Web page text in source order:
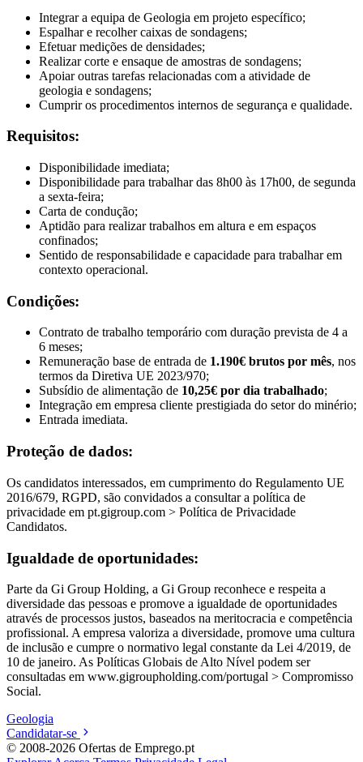
Integrar a equipa de Geologia em projeto específico;
Espalhar e recolher caixas de sondagens;
Efetuar medições de densidades;
Realizar corte e ensaque de amostras de sondagens;
Apoiar outras tarefas relacionadas com a atividade de
geologia e sondagens;
Cumprir os procedimentos internos de segurança e qualidade.
Requisitos:
Disponibilidade imediata;
Disponibilidade para trabalhar das 8h00 às 17h00, de segunda
a sexta-feira;
Carta de condução;
Aptidão para realizar trabalhos em altura e em espaços
confinados;
Sentido de responsabilidade e capacidade para trabalhar em
contexto operacional.
Condições:
Contrato de trabalho temporário com duração prevista de 4 a
6 meses;
Remuneração base de entrada de 1.190€ brutos por mês, nos
termos da Diretiva UE 2023/970;
Subsídio de alimentação de 10,25€ por dia trabalhado;
Integração em empresa cliente prestigiada do setor do minério;
Entrada imediata.
Proteção de dados:
Os candidatos interessados, em cumprimento do Regulamento UE
2016/679, RGPD, são convidados a consultar a política de
privacidade em pt.gigroup.com > Política de Privacidade
Candidatos.
Igualdade de oportunidades:
Parte da Gi Group Holding, a Gi Group reconhece e respeita a
diversidade das pessoas e promove a igualdade de oportunidades
através de processos justos, baseados na meritocracia e competência
profissional. A empresa valoriza a diversidade, promove uma cultura
de inclusão e cumpre o normativo legal constante da Lei 4/2019, de
10 de janeiro. As Políticas Globais de Alto Nível podem ser
consultadas em www.gigroupholding.com/portugal > Compromisso
Social.
Geologia
Candidatar-se
© 2008-2026 Ofertas de Emprego.pt